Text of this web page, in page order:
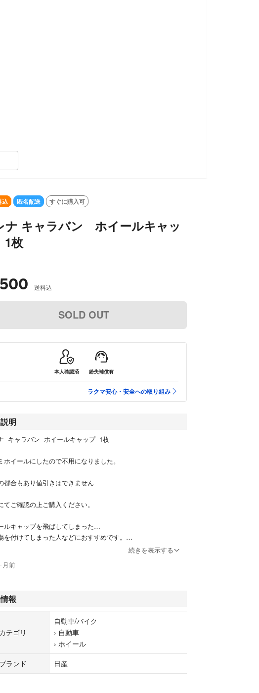
込 匿名配送 すぐに購入可
ナ キャラバン ホイールキャッ
枚
送料込
SOLD OUT
本人確認済 紛失補償有
ラクマ安心・安全への取り組み
明
キャラバン ホイールキャップ 1枚
ホイールにしたので不用になりました。
都合もあり値引きはできません
てご確認の上ご購入ください。
ルキャップを飛ばしてしまった…
を付けてしまった人などにおすすめです。
す。
OKです！
トにも出品中です。早く購入された方を
せていただきます
確認後は必ず受取評価をして下さい。
などは発行できませんのでご了承下さい。
続きを表示する
月前
報
カテゴリ
自動車/バイク
› 自動車
› ホイール
ブランド
日産